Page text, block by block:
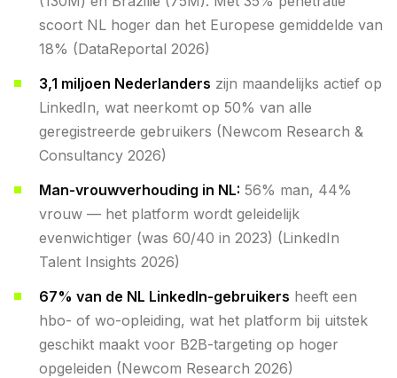
scoort NL hoger dan het Europese gemiddelde van
18% (DataReportal 2026)
3,1 miljoen Nederlanders zijn maandelijks actief op
LinkedIn, wat neerkomt op 50% van alle
geregistreerde gebruikers (Newcom Research &
Consultancy 2026)
Man-vrouwverhouding in NL: 56% man, 44%
vrouw — het platform wordt geleidelijk
evenwichtiger (was 60/40 in 2023) (LinkedIn
Talent Insights 2026)
67% van de NL LinkedIn-gebruikers heeft een
hbo- of wo-opleiding, wat het platform bij uitstek
geschikt maakt voor B2B-targeting op hoger
opgeleiden (Newcom Research 2026)